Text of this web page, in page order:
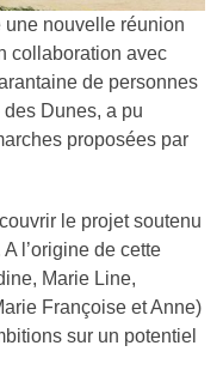
une nouvelle réunion
collaboration avec
de personnes
Dunes, a pu
proposées par
le projet soutenu
l’origine de cette
Marie Line,
Françoise et Anne)
sur un potentiel